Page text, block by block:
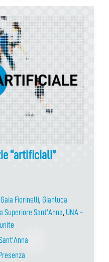
“artificiali”
Gaia Fiorinelli, Gianluca
Superiore Sant'Anna, UNA -